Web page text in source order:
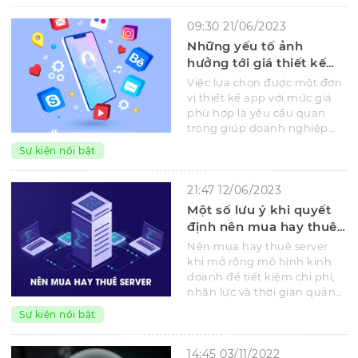
09:30 21/06/2023
Những yếu tố ảnh
hưởng tới giá thiết kế
app
Việc lựa chọn được một đơn
vị thiết kế app với mức giá
phù hợp là yêu cầu quan
trọng giúp doanh nghiệp
Sự kiện nổi bật
21:47 12/06/2023
Một số lưu ý khi quyết
định nên mua hay thuê
server
Nên mua hay thuê server
khi mở rộng mô hình kinh
doanh để tiết kiệm chi phí,
nhân lực và thời gian quản
Sự kiện nổi bật
14:45 03/11/2022